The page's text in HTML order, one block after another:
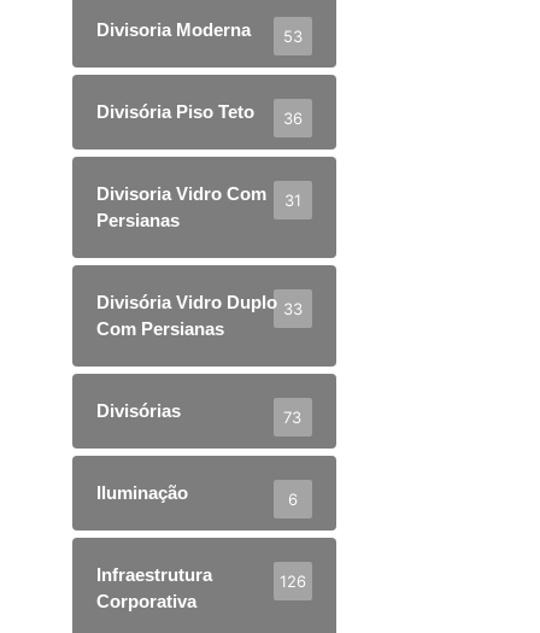
Divisoria Moderna 53
Divisória Piso Teto 36
Divisoria Vidro Com
Persianas
31
Divisória Vidro Duplo
Com Persianas
33
Divisórias 73
Iluminação 6
Infraestrutura
Corporativa
126